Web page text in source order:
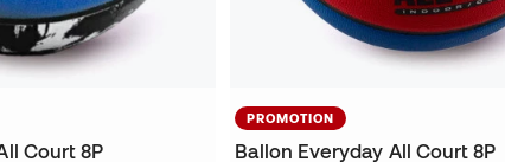
Court 8P
PROMOTION
Ballon Everyday All Court 8P